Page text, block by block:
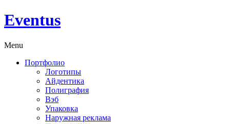
Eventus
Menu
Портфолио
Логотипы
Айдентика
Полиграфия
Вэб
Упаковка
Наружная реклама